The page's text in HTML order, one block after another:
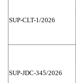
SUP-CLT-1/2026
SUP-JDC-345/2026